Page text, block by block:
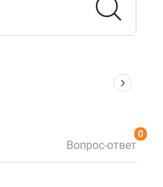
Вопрос-ответ
0